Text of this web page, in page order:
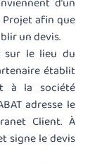
afin que
un devis.
sur le lieu du
établit
à la société
adresse le
Client. À
signe le devis